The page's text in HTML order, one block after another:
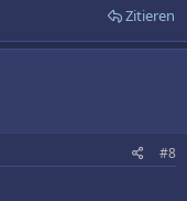
Zitieren
#8